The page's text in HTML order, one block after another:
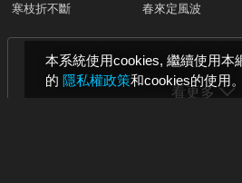
本系統使用cookies, 繼續使用本
的 隱私權政策和cookies的使用。
寒枝折不斷 春來定風波
看更多